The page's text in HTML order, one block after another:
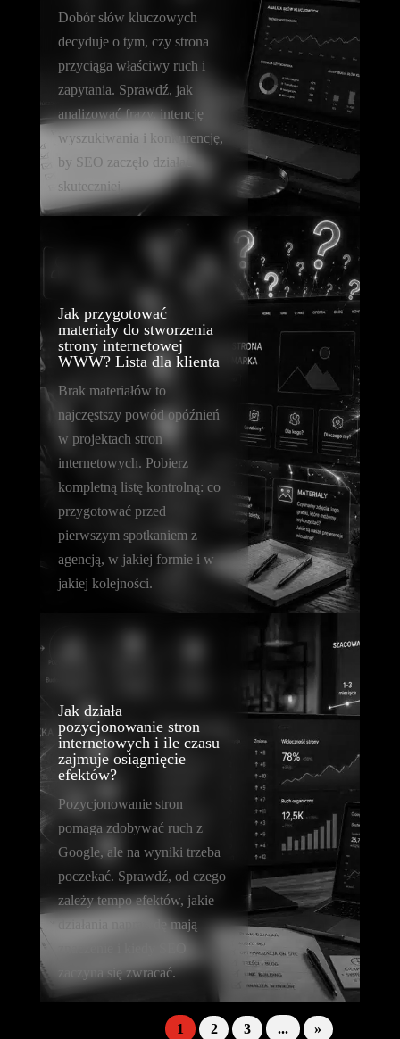
Dobór słów kluczowych
decyduje o tym, czy strona
przyciąga właściwy ruch i
zapytania. Sprawdź, jak
analizować frazy, intencję
wyszukiwania i konkurencję,
by SEO zaczęło działać
skuteczniej.
Jak przygotować
materiały do stworzenia
strony internetowej
WWW? Lista dla klienta
Brak materiałów to
najczęstszy powód opóźnień
w projektach stron
internetowych. Pobierz
kompletną listę kontrolną: co
przygotować przed
pierwszym spotkaniem z
agencją, w jakiej formie i w
jakiej kolejności.
Jak działa
pozycjonowanie stron
internetowych i ile czasu
zajmuje osiągnięcie
efektów?
Pozycjonowanie stron
pomaga zdobywać ruch z
Google, ale na wyniki trzeba
poczekać. Sprawdź, od czego
zależy tempo efektów, jakie
działania naprawdę mają
zaczyna się zwracać.
1 2 3 ... »